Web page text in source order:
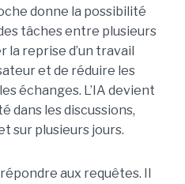
donne la possibilité
tâches entre plusieurs
reprise d’un travail
et de réduire les
échanges. L’IA devient
dans les discussions,
sur plusieurs jours.
aux requêtes. Il